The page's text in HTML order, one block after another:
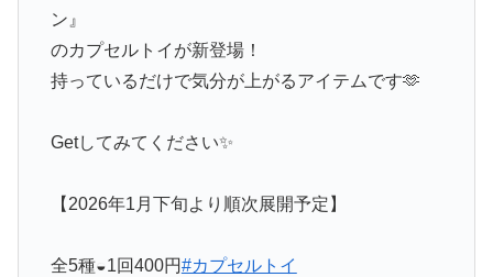
ン』
のカプセルトイが新登場！
持っているだけで気分が上がるアイテムです🫶
Getしてみてください✨
【2026年1月下旬より順次展開予定】
全5種◒1回400円#カプセルトイ